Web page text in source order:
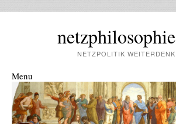
NETZPOLITIK
Menu
Skip to content